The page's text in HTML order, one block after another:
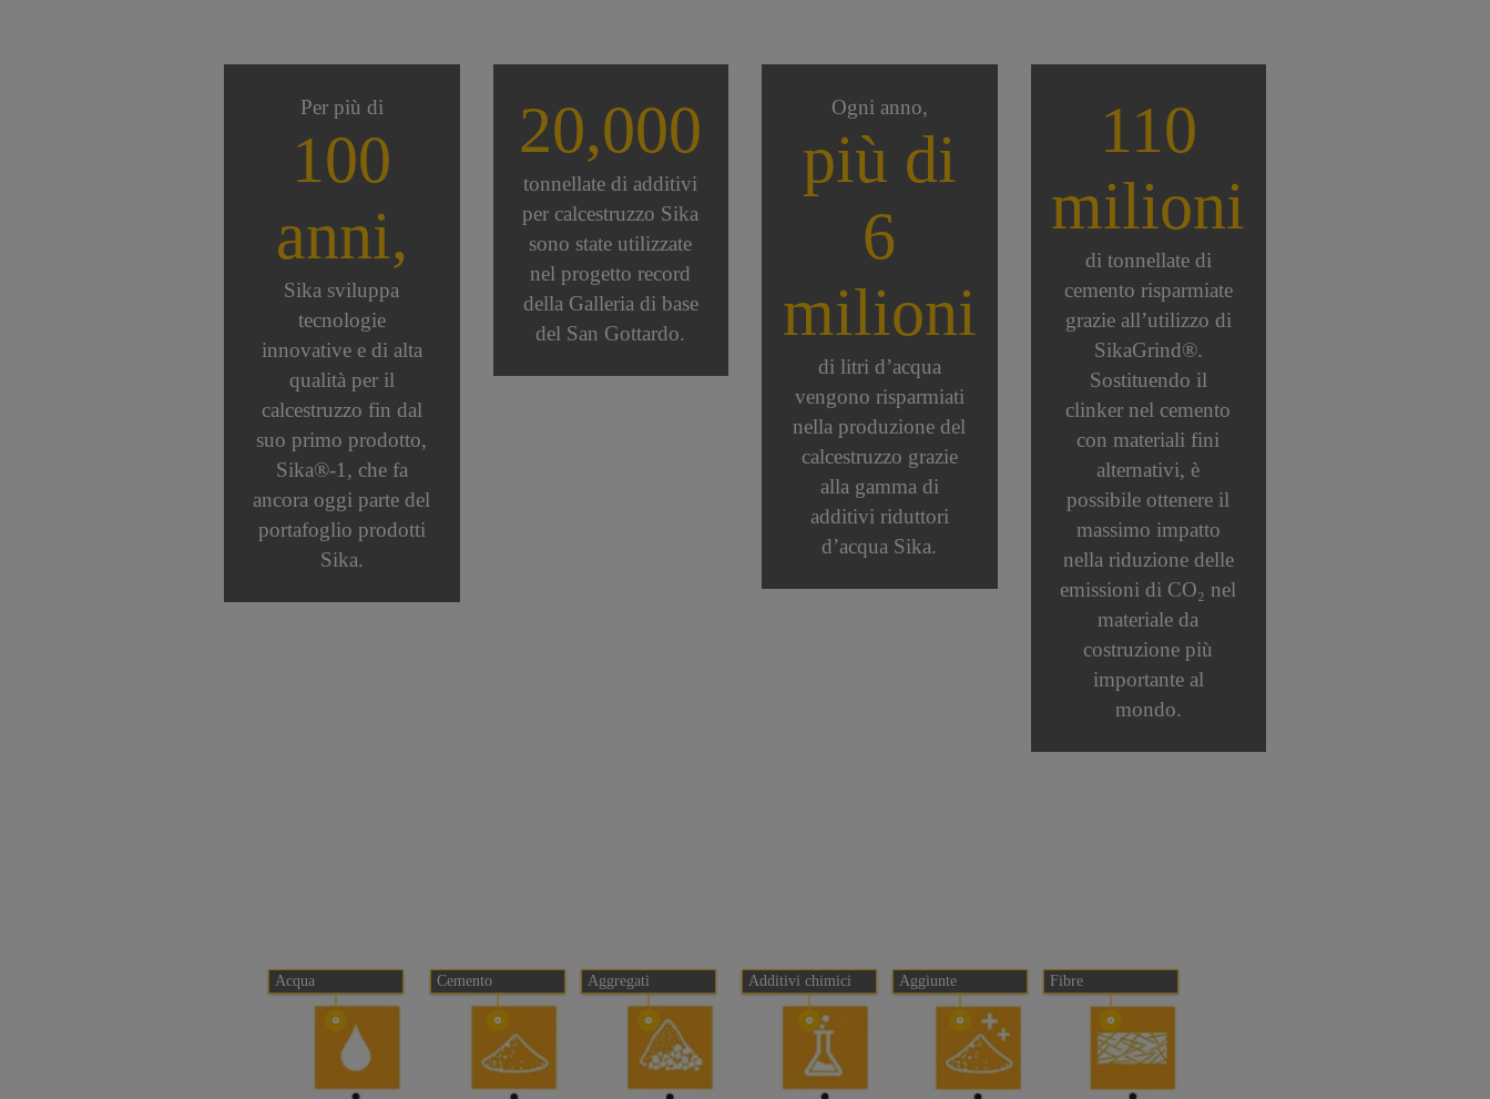
Per più di
100
anni,
Sika sviluppa
tecnologie
innovative e di alta
qualità per il
calcestruzzo fin dal
suo primo prodotto,
Sika®‑1, che fa
ancora oggi parte del
portafoglio prodotti
Sika.
20,000
tonnellate di additivi
per calcestruzzo Sika
sono state utilizzate
nel progetto record
della Galleria di base
del San Gottardo.
Ogni anno,
più di
6
milioni
di litri d’acqua
vengono risparmiati
nella produzione del
calcestruzzo grazie
alla gamma di
additivi riduttori
d’acqua Sika.
110
milioni
di tonnellate di
cemento risparmiate
grazie all’utilizzo di
SikaGrind®.
Sostituendo il
clinker nel cemento
con materiali fini
alternativi, è
possibile ottenere il
massimo impatto
nella riduzione delle
emissioni di CO₂ nel
materiale da
costruzione più
importante al
mondo.
Acqua Cemento Aggregati Additivi chimici Aggiunte Fibre